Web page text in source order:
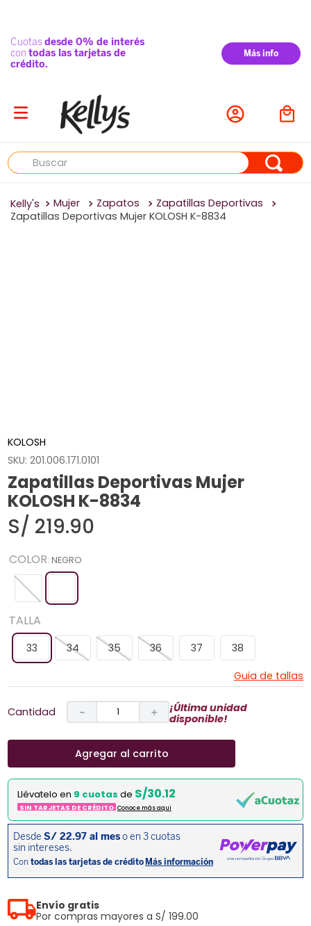
Buscar
Mujer Zapatos
Zapatillas Deportivas
Zapatillas Deportivas Mujer KOLOSH K-8834
KOLOSH
SKU:201.006.171.0101
Zapatillas Deportivas Mujer
KOLOSH K-8834
S/ 219.90
COLOR: NEGRO
TALLA
33 34 35 36 37
38
Guia de tallas
Cantidad ＋
－
¡Última unidad
disponible!
Agregar al carrito
Llévatelo en 9 cuotas de S/30.12
SIN TARJETAS DE CRÉDITO Conoce más aqui
Envío gratis
Por compras mayores a S/ 199.00